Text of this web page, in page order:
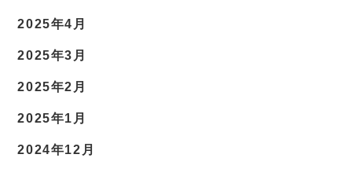
2025年4月
2025年3月
2025年2月
2025年1月
2024年12月